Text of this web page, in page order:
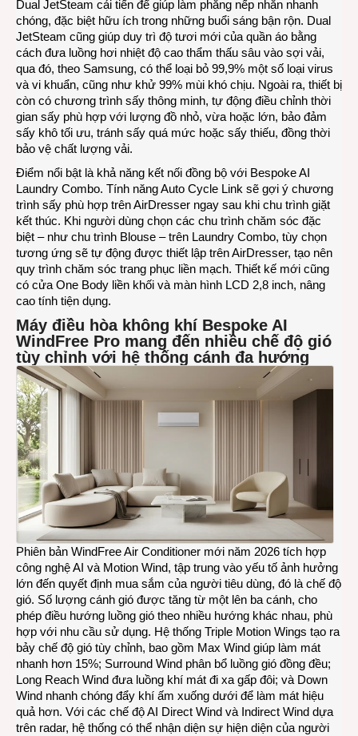
Dual JetSteam cải tiến để giúp làm phẳng nếp nhăn nhanh
chóng, đặc biệt hữu ích trong những buổi sáng bận rộn. Dual
JetSteam cũng giúp duy trì độ tươi mới của quần áo bằng
cách đưa luồng hơi nhiệt độ cao thẩm thấu sâu vào sợi vải,
qua đó, theo Samsung, có thể loại bỏ 99,9% một số loại virus
và vi khuẩn, cũng như khử 99% mùi khó chịu. Ngoài ra, thiết bị
còn có chương trình sấy thông minh, tự động điều chỉnh thời
gian sấy phù hợp với lượng đồ nhỏ, vừa hoặc lớn, bảo đảm
sấy khô tối ưu, tránh sấy quá mức hoặc sấy thiếu, đồng thời
bảo vệ chất lượng vải.
Điểm nổi bật là khả năng kết nối đồng bộ với Bespoke AI
Laundry Combo. Tính năng Auto Cycle Link sẽ gợi ý chương
trình sấy phù hợp trên AirDresser ngay sau khi chu trình giặt
kết thúc. Khi người dùng chọn các chu trình chăm sóc đặc
biệt – như chu trình Blouse – trên Laundry Combo, tùy chọn
tương ứng sẽ tự động được thiết lập trên AirDresser, tạo nên
quy trình chăm sóc trang phục liền mạch. Thiết kế mới cũng
có cửa One Body liền khối và màn hình LCD 2,8 inch, nâng
cao tính tiện dụng.
Máy điều hòa không khí Bespoke AI
WindFree Pro mang đến nhiều chế độ gió
tùy chỉnh với hệ thống cánh đa hướng
Phiên bản WindFree Air Conditioner mới năm 2026 tích hợp
công nghệ AI và Motion Wind, tập trung vào yếu tố ảnh hưởng
lớn đến quyết định mua sắm của người tiêu dùng, đó là chế độ
gió. Số lượng cánh gió được tăng từ một lên ba cánh, cho
phép điều hướng luồng gió theo nhiều hướng khác nhau, phù
hợp với nhu cầu sử dụng. Hệ thống Triple Motion Wings tạo ra
bảy chế độ gió tùy chỉnh, bao gồm Max Wind giúp làm mát
nhanh hơn 15%; Surround Wind phân bổ luồng gió đồng đều;
Long Reach Wind đưa luồng khí mát đi xa gấp đôi; và Down
Wind nhanh chóng đẩy khí ấm xuống dưới để làm mát hiệu
quả hơn. Với các chế độ AI Direct Wind và Indirect Wind dựa
trên radar, hệ thống có thể nhận diện sự hiện diện của người